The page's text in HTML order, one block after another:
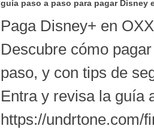
guía paso a paso para pagar Disney
Paga Disney+ en
Descubre cómo
paso, y con tips de
Entra y revisa la guía
https://undrtone.com/